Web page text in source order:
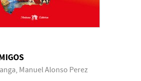
Manuel Alonso Perez